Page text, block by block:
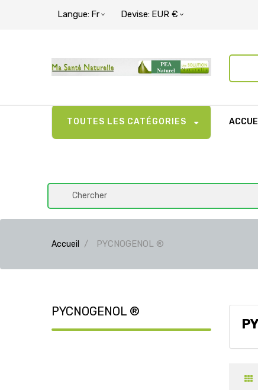
Langue: Fr Devise: EUR €
TOUTES LES CATÉGORIES
Accueil PYCNOGENOL ®
PYCNOGENOL ®